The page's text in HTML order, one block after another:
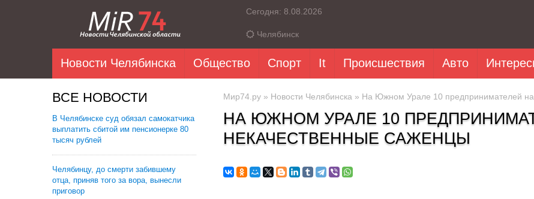
Сегодня: 8.08.2026
Челябинск
Новости Челябинска Общество Спорт It Происшествия Авто
ВСЕ НОВОСТИ
В Челябинске суд обязал самокатчика
выплатить сбитой им пенсионерке 80
тысяч рублей
Челябинцу, до смерти забившему
отца, приняв того за вора, вынесли
приговор
Мир74.ру » Новости Челябинска » На Южном Урале 10 предпринимателей
НА ЮЖНОМ УРАЛЕ 10
НЕКАЧЕСТВЕННЫЕ САЖЕНЦЫ